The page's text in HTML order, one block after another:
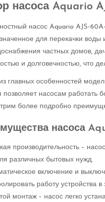
насоса Aquario
насос Aquario AJS-
для перекачки воды
частных домов,
и долговечностью, что
главных особенностей
позволяет насосам работать
более подробно
насоса
производительность –
различных бытовых нужд.
включение и
работу устройства
монтаж – насос легко